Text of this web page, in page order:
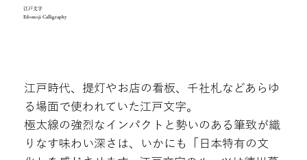
江戸文字
Edomoji Calligraphy
江戸時代、提灯やお店の看板、千社札などあらゆ
る場面で使われていた江戸文字。
極太線の強烈なインパクトと勢いのある筆致が織
りなす味わい深さは、いかにも「日本特有の文